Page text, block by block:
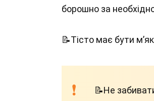
борошно за
📝Тісто має бути
📝Не